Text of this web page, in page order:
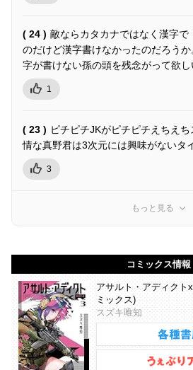
( 24 ) 敵ならカタカナではなく漢字で
のだけど漢字書けなかったのだろう
字が書けない孫の頭を残念がって欲し
1
( 23 ) ピチピチJKがピチピチえちえ
情な真野君は3次元には興味がないタ
3
もっと見る
コミックス情報
アサルト・アディクト
ミックス)
スズキ唯知